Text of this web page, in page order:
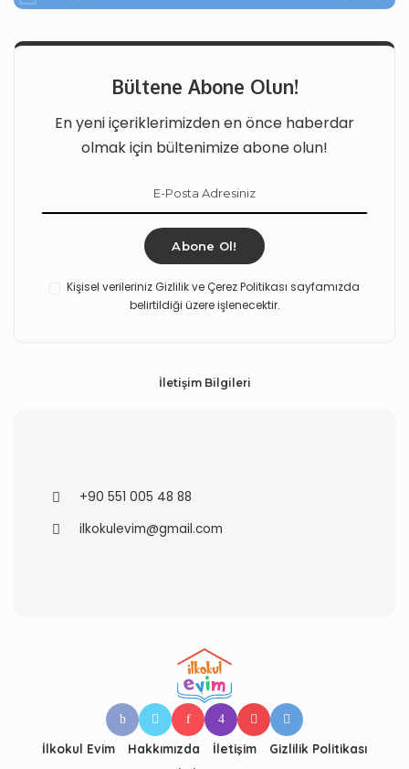
Bültene Abone Olun!
En yeni içeriklerimizden en önce haberdar
olmak için bültenimize abone olun!
Abone Ol!
Kişisel verileriniz Gizlilik ve Çerez Politikası sayfamızda
belirtildiği üzere işlenecektir.
İletişim Bilgileri
+90 551 005 48 88
ilkokulevim@gmail.com
İlkokul Evim Hakkımızda İletişim
Gizlilik Politikası